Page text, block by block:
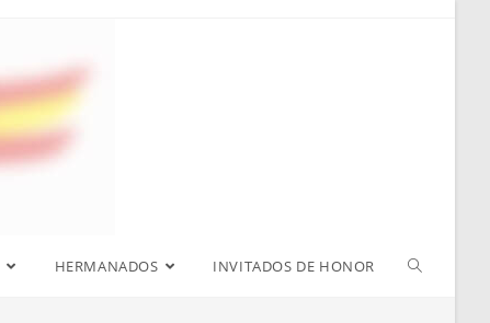
HERMANADOS INVITADOS DE HONOR